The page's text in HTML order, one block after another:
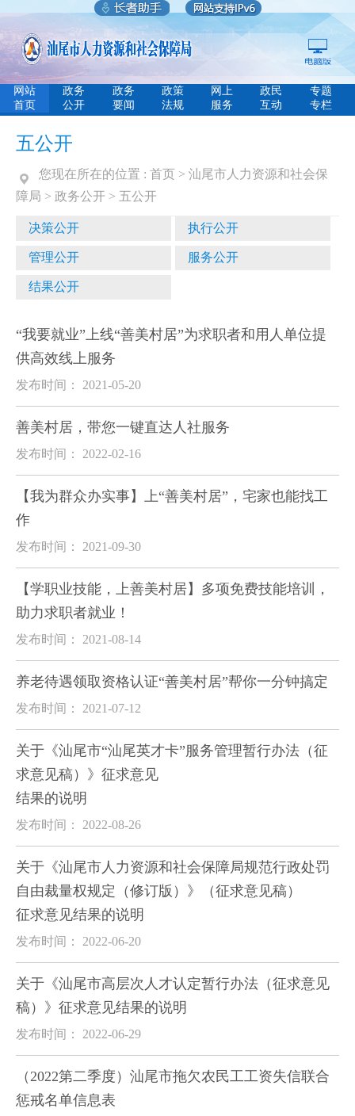
网站
首页
政务
公开
政务
要闻
政策
法规
网上
服务
政民
互动
专题
专栏
五公开
您现在所在的位置 : 首页 > 汕尾市人力资源和社会保
障局 > 政务公开 > 五公开
决策公开 执行公开
管理公开 服务公开
结果公开
“我要就业”上线“善美村居”为求职者和用人单位提
供高效线上服务
发布时间： 2021-05-20
善美村居，带您一键直达人社服务
发布时间： 2022-02-16
【我为群众办实事】上“善美村居”，宅家也能找工
作
发布时间： 2021-09-30
【学职业技能，上善美村居】多项免费技能培训，
助力求职者就业！
发布时间： 2021-08-14
养老待遇领取资格认证“善美村居”帮你一分钟搞定
发布时间： 2021-07-12
关于《汕尾市“汕尾英才卡”服务管理暂行办法（征
求意见稿）》征求意见
结果的说明
发布时间： 2022-08-26
关于《汕尾市人力资源和社会保障局规范行政处罚
自由裁量权规定（修订版）》（征求意见稿）
征求意见结果的说明
发布时间： 2022-06-20
关于《汕尾市高层次人才认定暂行办法（征求意见
稿）》征求意见结果的说明
发布时间： 2022-06-29
（2022第二季度）汕尾市拖欠农民工工资失信联合
惩戒名单信息表